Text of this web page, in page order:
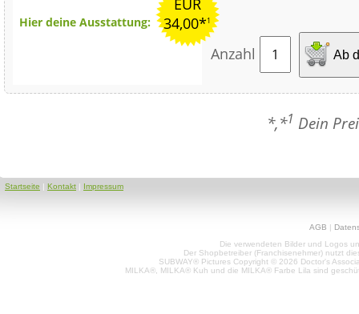
EUR
34,00*1
Hier deine Ausstattung:
Anzahl Ab
*,*1 Dein
Startseite | Kontakt | Impressum
AGB |
Die verwendeten Bilder und Logos
Der Shopbetreiber (Franchisenehmer) nutzt
SUBWAY® Pictures Copyright © 2026 Doctor's
MILKA®, MILKA® Kuh und die MILKA® Farbe Lila sind